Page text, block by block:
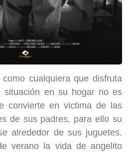
cualquiera que disfruta
situación en su hogar no es
convierte en victima de las
de sus padres, para ello su
alrededor de sus juguetes.
verano la vida de angelito